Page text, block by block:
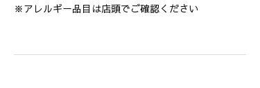
※アレルギー品目は店頭でご確認ください